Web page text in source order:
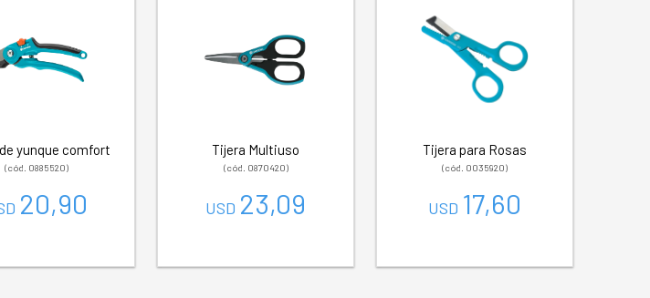
yunque comfort
(cód. 0885520)
20,90
Tijera Multiuso
(cód. 0870420)
USD 23,09
Tijera para Rosas
(cód. 0035920)
USD 17,60